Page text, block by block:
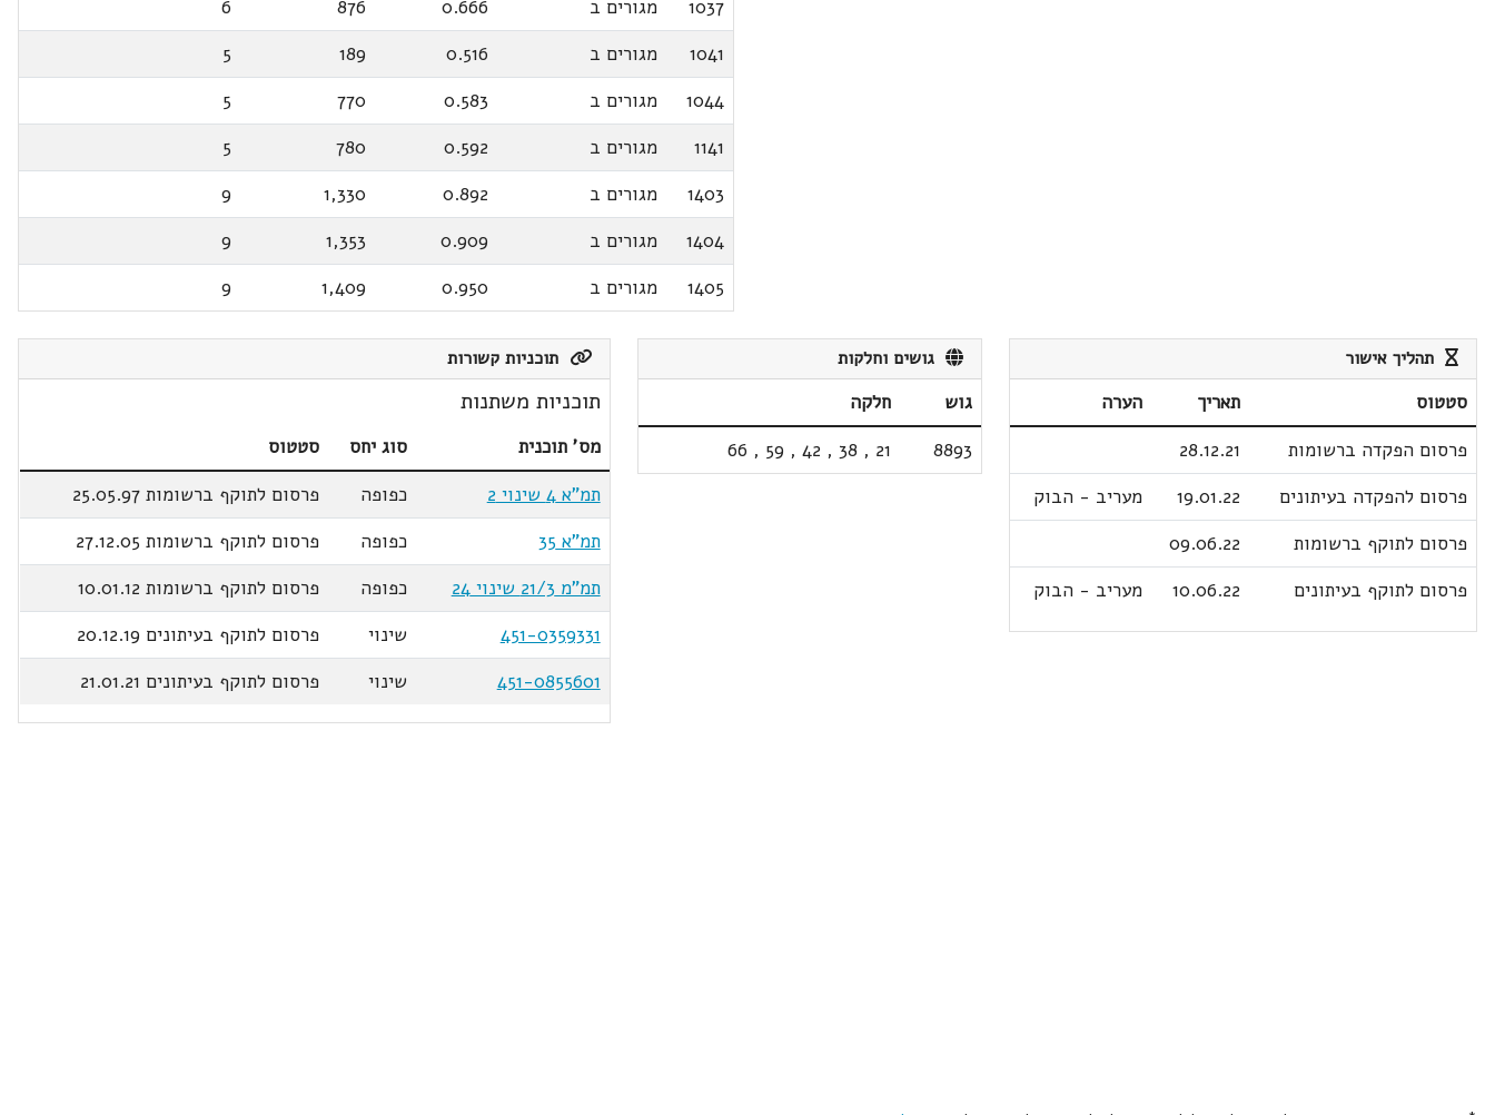
1037
מגורים ב 0.666
876
6
1041
מגורים ב 0.516
189
5
1044
מגורים ב 0.583
770
5
1141
מגורים ב 0.592
780
5
1403
מגורים ב 0.892
1,330
9
1404
מגורים ב 0.909
1,353
9
1405
מגורים ב 0.950
1,409
9
תהליך אישור
סטטוס תאריך
הערה
פרסום הפקדה ברשומות
28.12.21
פרסום להפקדה בעיתונים
19.01.22
מעריב - הבוק
פרסום לתוקף ברשומות
09.06.22
פרסום לתוקף בעיתונים
10.06.22 מעריב - הבוק
גושים וחלקות
גוש
חלקה
8893
21
,
38
,
42
,
59
,
66
תוכניות קשורות
תוכניות משתנות
מס' תוכנית סוג יחס
סטטוס
תמ"א 4 שינוי 2
כפופה
פרסום לתוקף ברשומות 25.05.97
תמ"א 35
כפופה
פרסום לתוקף ברשומות 27.12.05
תמ"מ 21/3 שינוי 24
כפופה
פרסום לתוקף ברשומות 10.01.12
451-0359331
שינוי
פרסום לתוקף בעיתונים 20.12.19
451-0855601
שינוי פרסום לתוקף בעיתונים 21.01.21